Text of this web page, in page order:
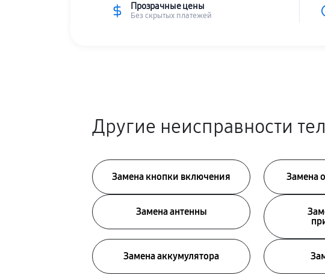
Прозрачные цены
Без скрытых платежей
Другие неисправности
Замена кнопки включения Замена
Замена антенны
Замена аккумулятора